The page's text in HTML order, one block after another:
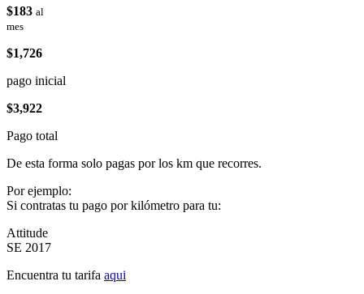
$183 al
mes
$1,726
pago inicial
$3,922
Pago total
De esta forma solo pagas por los km que recorres.
Por ejemplo:
Si contratas tu pago por kilómetro para tu:
Attitude
SE 2017
Encuentra tu tarifa aqui